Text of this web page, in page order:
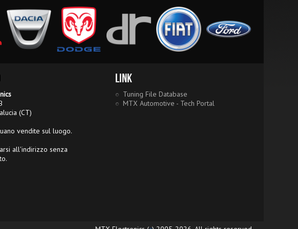
(CT)
vendite sul luogo.
all'indirizzo senza
Link
Tuning File Database
MTX Automotive - Tech Portal